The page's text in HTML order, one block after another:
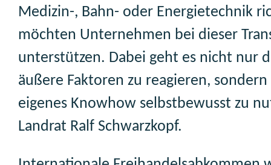
Medizin-, Bahn- oder Energietechnik
möchten Unternehmen bei dieser
unterstützen. Dabei geht es nicht nur
äußere Faktoren zu reagieren, sondern
eigenes Knowhow selbstbewusst zu
Landrat Ralf Schwarzkopf.